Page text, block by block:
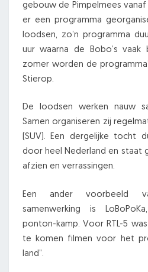
gebouw de Pimpelmees
er een programma
loodsen, zo’n programma
uur waarna de Bobo’s vaak
zomer worden de
Stierop.
De loodsen werken nauw
Samen organiseren zij
(SUV). Een dergelijke tocht
door heel Nederland en staat
afzien en verrassingen.
Een ander voorbeeld
samenwerking is
ponton-kamp. Voor RTL-5
te komen filmen voor het
land”.